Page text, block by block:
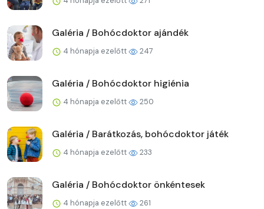
Galéria / Bohócdoktor ajándék
4 hónapja ezelőtt 247
Galéria / Bohócdoktor higiénia
4 hónapja ezelőtt 250
Galéria / Barátkozás, bohócdoktor játék
4 hónapja ezelőtt 233
Galéria / Bohócdoktor önkéntesek
4 hónapja ezelőtt 261